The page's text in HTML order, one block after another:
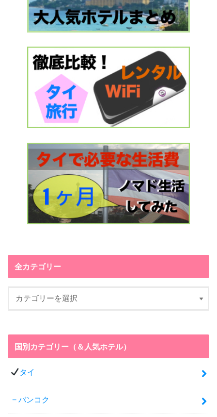
全カテゴリー
国別カテゴリー（＆人気ホテル）
タイ
バンコク